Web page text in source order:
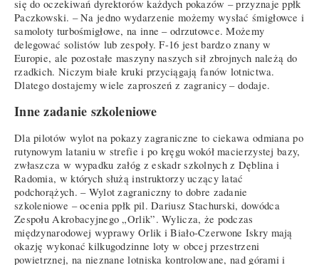
się do oczekiwań dyrektorów każdych pokazów – przyznaje ppłk
Paczkowski. – Na jedno wydarzenie możemy wysłać śmigłowce i
samoloty turbośmigłowe, na inne – odrzutowce. Możemy
delegować solistów lub zespoły. F-16 jest bardzo znany w
Europie, ale pozostałe maszyny naszych sił zbrojnych należą do
rzadkich. Niczym białe kruki przyciągają fanów lotnictwa.
Dlatego dostajemy wiele zaproszeń z zagranicy – dodaje.
Inne zadanie szkoleniowe
Dla pilotów wylot na pokazy zagraniczne to ciekawa odmiana po
rutynowym lataniu w strefie i po kręgu wokół macierzystej bazy,
zwłaszcza w wypadku załóg z eskadr szkolnych z Dęblina i
Radomia, w których służą instruktorzy uczący latać
podchorążych. – Wylot zagraniczny to dobre zadanie
szkoleniowe – ocenia ppłk pil. Dariusz Stachurski, dowódca
Zespołu Akrobacyjnego „Orlik”. Wylicza, że podczas
międzynarodowej wyprawy Orlik i Biało-Czerwone Iskry mają
okazję wykonać kilkugodzinne loty w obcej przestrzeni
powietrznej, na nieznane lotniska kontrolowane, nad górami i